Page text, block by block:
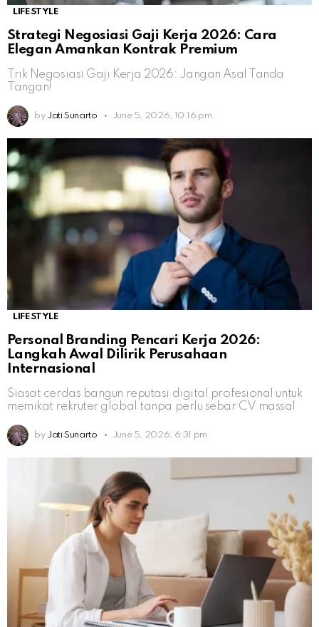
LIFESTYLE
Strategi Negosiasi Gaji Kerja 2026: Cara
Elegan Amankan Kontrak Premium
Trik Negosiasi Gaji Kerja 2026: Jangan Asal Tanda
Tangan!
by Jati Sunarto June 5, 2026, 10:16 pm
LIFESTYLE
Personal Branding Pencari Kerja 2026:
Langkah Awal Dilirik Perusahaan
Internasional
Siasat cerdas bangun reputasi digital profesional untuk
memikat rekruter global tanpa perlu sebar CV massal
by Jati Sunarto June 5, 2026, 6:31 pm